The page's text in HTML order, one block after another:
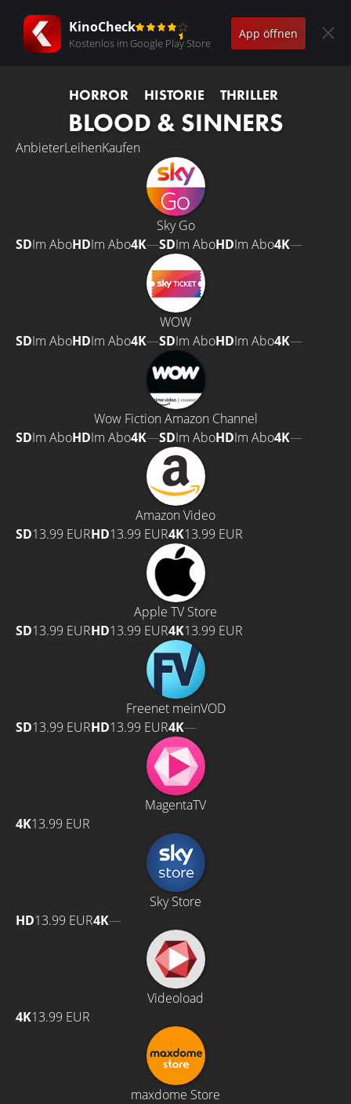
KinoCheck
Kostenlos im Google Play Store
App öffnen
HORROR HISTORIE THRILLER
BLOOD & SINNERS
AnbieterLeihenKaufen
Sky Go
SDIm AboHDIm Abo4K—SDIm AboHDIm Abo4K—
WOW
SDIm AboHDIm Abo4K—SDIm AboHDIm Abo4K—
Wow Fiction Amazon Channel
SDIm AboHDIm Abo4K—SDIm AboHDIm Abo4K—
Amazon Video
SD13.99 EURHD13.99 EUR4K13.99 EUR
Apple TV Store
SD13.99 EURHD13.99 EUR4K13.99 EUR
Freenet meinVOD
SD13.99 EURHD13.99 EUR4K—
MagentaTV
4K13.99 EUR
Sky Store
HD13.99 EUR4K—
Videoload
4K13.99 EUR
maxdome Store